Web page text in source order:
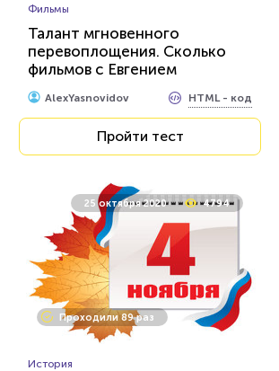
Фильмы
Талант мгновенного
перевоплощения. Сколько
фильмов с Евгением
Леоновым вы узнаете?
AlexYasnovidov HTML - код
Пройти тест
25 октября 2020 4794
Проходили 89 раз
История